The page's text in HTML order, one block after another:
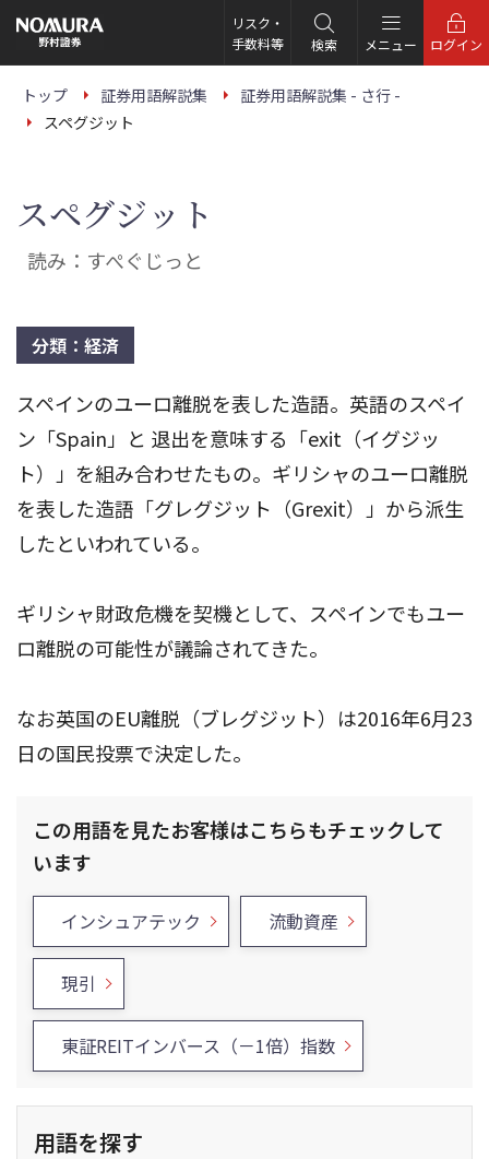
の
ー
リスク・
手数料等
検索 メニュー ログイン
トップ 証券用語解説集
証券用語解説集 - さ行 -
スペグジット
スペグジット
読み：すぺぐじっと
分類：経済
スペインのユーロ離脱を表した造語。英語のスペイ
ン「Spain」と 退出を意味する「exit（イグジッ
ト）」を組み合わせたもの。ギリシャのユーロ離脱
を表した造語「グレグジット（Grexit）」から派生
したといわれている。
ギリシャ財政危機を契機として、スペインでもユー
ロ離脱の可能性が議論されてきた。
なお英国のEU離脱（ブレグジット）は2016年6月23
日の国民投票で決定した。
この用語を見たお客様はこちらもチェックして
います
インシュアテック 流動資産
現引
東証REITインバース（－1倍）指数
用語を探す